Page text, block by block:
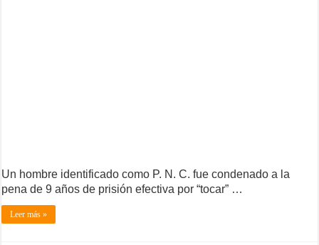
Un hombre identificado como P. N. C. fue condenado a la
pena de 9 años de prisión efectiva por “tocar” …
Leer más »